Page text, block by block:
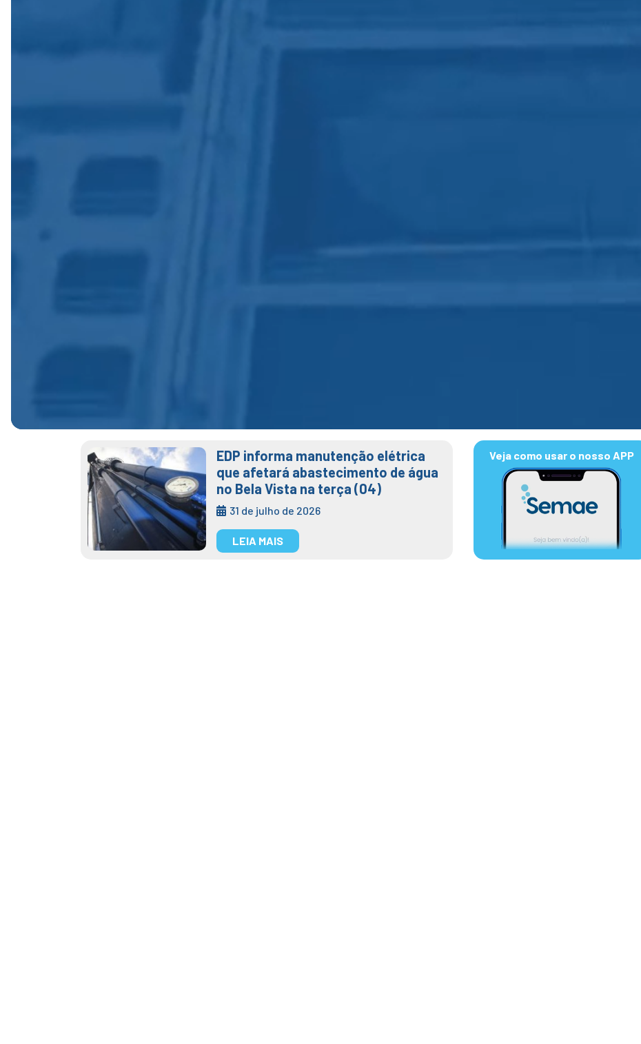
EDP informa manutenção elétrica
que afetará abastecimento de água
no Bela Vista na terça (04)
31 de julho de 2026
LEIA MAIS
Veja como usar o nosso APP